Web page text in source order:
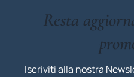
Resta
Iscriviti alla nostra